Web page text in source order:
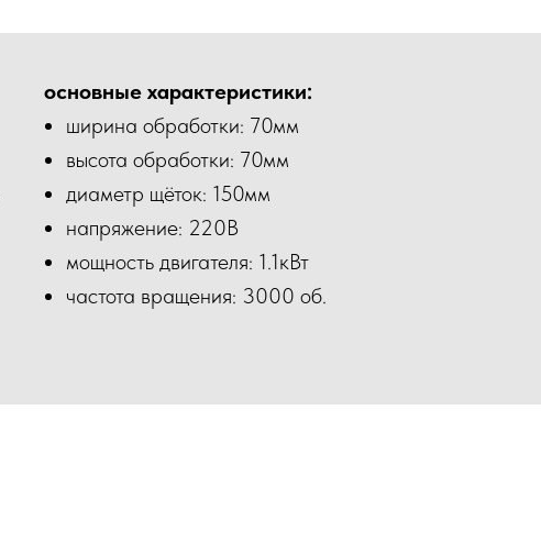
основные характеристики:
ширина обработки: 70мм
высота обработки: 70мм
диаметр щёток: 150мм
напряжение: 220В
мощность двигателя: 1.1кВт
частота вращения: 3000 об.